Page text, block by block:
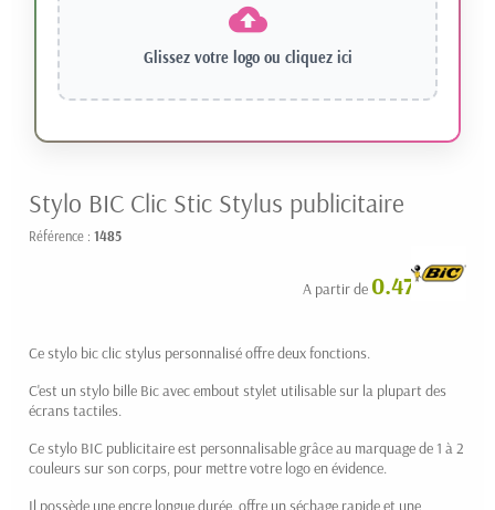
Glissez votre logo ou cliquez ici
Stylo BIC Clic Stic Stylus publicitaire
Référence : 1485
A partir de 0.47 € HT
Ce stylo bic clic stylus personnalisé offre deux fonctions.
C'est un stylo bille Bic avec embout stylet utilisable sur la plupart des
écrans tactiles.
Ce stylo BIC publicitaire est personnalisable grâce au marquage de 1 à 2
couleurs sur son corps, pour mettre votre logo en évidence.
Il possède une encre longue durée, offre un séchage rapide et une